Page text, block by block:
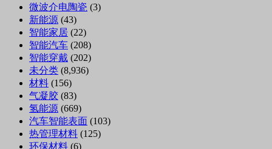
微波介电陶瓷 (3)
新能源 (43)
智能家居 (22)
智能汽车 (208)
智能穿戴 (202)
未分类 (8,936)
材料 (156)
气凝胶 (83)
氢能源 (669)
汽车智能表面 (103)
热管理材料 (125)
环保材料 (6)